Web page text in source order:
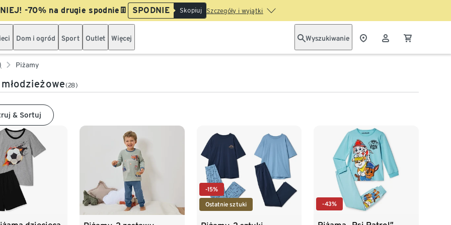
-70% na drugie spodnie👖 SPODNIE Skopiuj Szczegóły i wyjątki
Dom i ogród Sport Outlet Więcej Wyszukiwanie
Piżamy
(28)
& Sortuj
-15%
Ostatnie sztuki -43%